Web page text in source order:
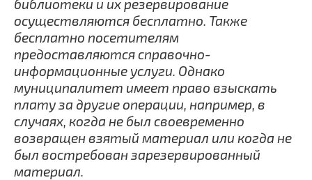
библиотеки и их резервирование
осуществляются бесплатно. Также
бесплатно посетителям
предоставляются справочно-
информационные услуги. Однако
муниципалитет имеет право взыскать
плату за другие операции, например, в
случаях, когда не был своевременно
возвращен взятый материал или когда не
был востребован зарезервированный
материал.